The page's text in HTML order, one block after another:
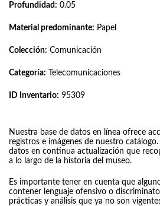
Profundidad: 0.05
Material predominante: Papel
Colección: Comunicación
Categoría: Telecomunicaciones
ID Inventario: 95309
Nuestra base de datos en línea ofrece
registros e imágenes de nuestro
datos en continua actualización que
a lo largo de la historia del museo.
Es importante tener en cuenta que
contener lenguaje ofensivo o
prácticas y análisis que ya no son